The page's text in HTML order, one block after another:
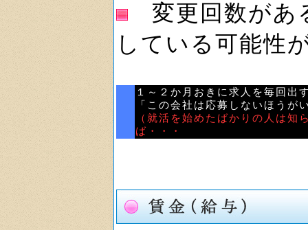
変更回数があ
している可能性
１～２か月おきに求人を毎回出
「この会社は応募しないほうが
（就活を始めたばかりの人は
ば・・・